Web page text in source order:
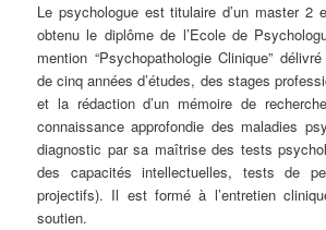
Le psychologue est titulaire d’un master 2
obtenu le diplôme de l’Ecole de
mention “Psychopathologie Clinique”
de cinq années d’études, des stages
et la rédaction d’un mémoire de
connaissance approfondie des maladies
diagnostic par sa maîtrise des tests
des capacités intellectuelles, tests de
projectifs). Il est formé à l’entretien
soutien.